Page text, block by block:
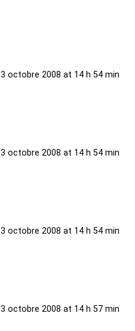
3 octobre 2008 at 14 h 54 min
3 octobre 2008 at 14 h 54 min
3 octobre 2008 at 14 h 54 min
3 octobre 2008 at 14 h 57 min